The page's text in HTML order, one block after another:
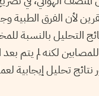
لأن الفرق الطبية
التحليل بالنسبة
لكنه لم يتم بعد
صدور نتائج تحليل